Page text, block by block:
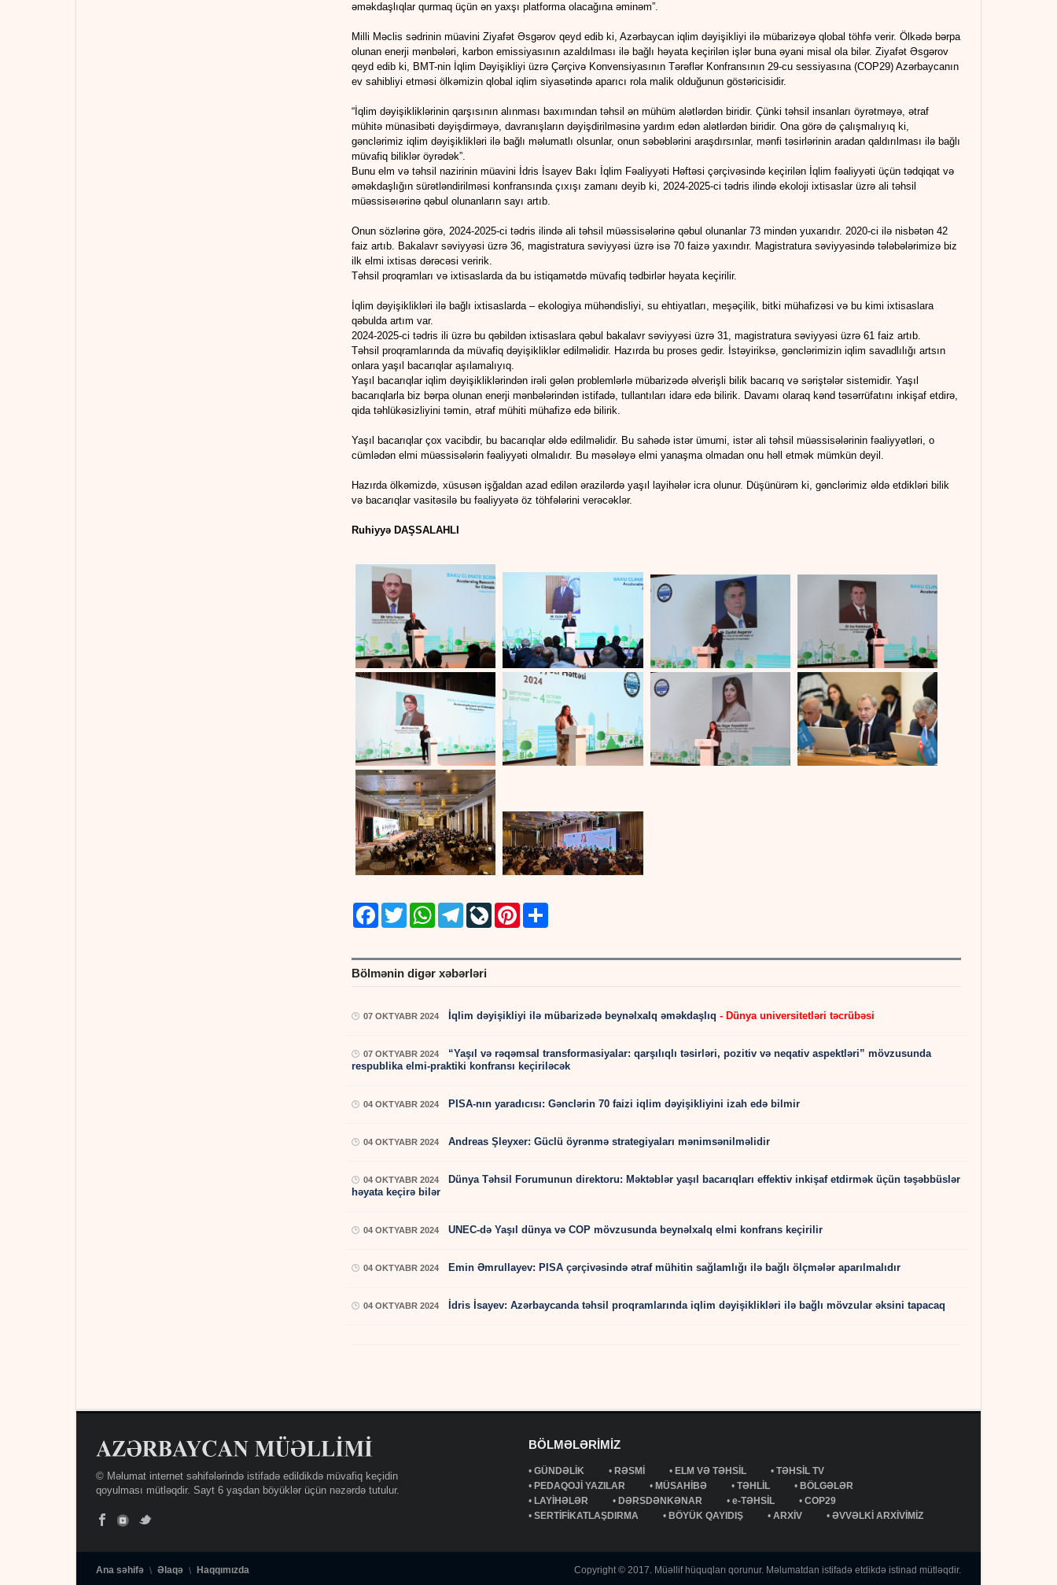
əməkdaşlıqlar qurmaq üçün ən yaxşı platforma olacağına əminəm”.
Milli Məclis sədrinin müavini Ziyafət Əsgərov qeyd edib ki, Azərbaycan iqlim dəyişikliyi ilə mübarizəyə qlobal töhfə verir. Ölkədə bərpa
olunan enerji mənbələri, karbon emissiyasının azaldılması ilə bağlı həyata keçirilən işlər buna əyani misal ola bilər. Ziyafət Əsgərov
qeyd edib ki, BMT-nin İqlim Dəyişikliyi üzrə Çərçivə Konvensiyasının Tərəflər Konfransının 29-cu sessiyasına (COP29) Azərbaycanın
ev sahibliyi etməsi ölkəmizin qlobal iqlim siyasətində aparıcı rola malik olduğunun göstəricisidir.
“İqlim dəyişikliklərinin qarşısının alınması baxımından təhsil ən mühüm alətlərdən biridir. Çünki təhsil insanları öyrətməyə, ətraf
mühitə münasibəti dəyişdirməyə, davranışların dəyişdirilməsinə yardım edən alətlərdən biridir. Ona görə də çalışmalıyıq ki,
gənclərimiz iqlim dəyişiklikləri ilə bağlı məlumatlı olsunlar, onun səbəblərini araşdırsınlar, mənfi təsirlərinin aradan qaldırılması ilə bağlı
müvafiq biliklər öyrədək”.
Bunu elm və təhsil nazirinin müavini İdris İsayev Bakı İqlim Fəaliyyəti Həftəsi çərçivəsində keçirilən İqlim fəaliyyəti üçün tədqiqat və
əməkdaşlığın sürətləndirilməsi konfransında çıxışı zamanı deyib ki, 2024-2025-ci tədris ilində ekoloji ixtisaslar üzrə ali təhsil
müəssisəıərinə qəbul olunanların sayı artıb.
Onun sözlərinə görə, 2024-2025-ci tədris ilində ali təhsil müəssisələrinə qəbul olunanlar 73 mindən yuxarıdır. 2020-ci ilə nisbətən 42
faiz artıb. Bakalavr səviyyəsi üzrə 36, magistratura səviyyəsi üzrə isə 70 faizə yaxındır. Magistratura səviyyəsində tələbələrimizə biz
ilk elmi ixtisas dərəcəsi veririk.
Təhsil proqramları və ixtisaslarda da bu istiqamətdə müvafiq tədbirlər həyata keçirilir.
İqlim dəyişiklikləri ilə bağlı ixtisaslarda – ekologiya mühəndisliyi, su ehtiyatları, meşəçilik, bitki mühafizəsi və bu kimi ixtisaslara
qəbulda artım var.
2024-2025-ci tədris ili üzrə bu qəbildən ixtisaslara qəbul bakalavr səviyyəsi üzrə 31, magistratura səviyyəsi üzrə 61 faiz artıb.
Təhsil proqramlarında da müvafiq dəyişikliklər edilməlidir. Hazırda bu proses gedir. İstəyiriksə, gənclərimizin iqlim savadlılığı artsın
onlara yaşıl bacarıqlar aşılamalıyıq.
Yaşıl bacarıqlar iqlim dəyişikliklərindən irəli gələn problemlərlə mübarizədə əlverişli bilik bacarıq və səriştələr sistemidir. Yaşıl
bacarıqlarla biz bərpa olunan enerji mənbələrindən istifadə, tullantıları idarə edə bilirik. Davamı olaraq kənd təsərrüfatını inkişaf etdirə,
qida təhlükəsizliyini təmin, ətraf mühiti mühafizə edə bilirik.
Yaşıl bacarıqlar çox vacibdir, bu bacarıqlar əldə edilməlidir. Bu sahədə istər ümumi, istər ali təhsil müəssisələrinin fəaliyyətləri, o
cümlədən elmi müəssisələrin fəaliyyəti olmalıdır. Bu məsələyə elmi yanaşma olmadan onu həll etmək mümkün deyil.
Hazırda ölkəmizdə, xüsusən işğaldan azad edilən ərazilərdə yaşıl layihələr icra olunur. Düşünürəm ki, gənclərimiz əldə etdikləri bilik
və bacarıqlar vasitəsilə bu fəaliyyətə öz töhfələrini verəcəklər.
Ruhiyyə DAŞSALAHLI
FacebookTwitter WhatsAppTelegramLiveJournalPinterest
Bölmənin digər xəbərləri
07 OKTYABR 2024 İqlim dəyişikliyi ilə mübarizədə beynəlxalq əməkdaşlıq - Dünya universitetləri təcrübəsi
07 OKTYABR 2024
“Yaşıl və rəqəmsal transformasiyalar: qarşılıqlı təsirləri, pozitiv və neqativ aspektləri” mövzusunda
respublika elmi-praktiki konfransı keçiriləcək
04 OKTYABR 2024 PISA-nın yaradıcısı: Gənclərin 70 faizi iqlim dəyişikliyini izah edə bilmir
04 OKTYABR 2024 Andreas Şleyxer: Güclü öyrənmə strategiyaları mənimsənilməlidir
04 OKTYABR 2024
Dünya Təhsil Forumunun direktoru: Məktəblər yaşıl bacarıqları effektiv inkişaf etdirmək üçün təşəbbüslər
həyata keçirə bilər
04 OKTYABR 2024 UNEC-də Yaşıl dünya və COP mövzusunda beynəlxalq elmi konfrans keçirilir
04 OKTYABR 2024 Emin Əmrullayev: PISA çərçivəsində ətraf mühitin sağlamlığı ilə bağlı ölçmələr aparılmalıdır
04 OKTYABR 2024 İdris İsayev: Azərbaycanda təhsil proqramlarında iqlim dəyişiklikləri ilə bağlı mövzular əksini tapacaq
© Məlumat internet səhifələrində istifadə edildikdə müvafiq keçidin
qoyulması mütləqdir. Sayt 6 yaşdan böyüklər üçün nəzərdə tutulur.
BÖLMƏLƏRİMİZ
• GÜNDƏLİK • RƏSMİ • ELM VƏ TƏHSİL • TƏHSİL TV
• PEDAQOJİ YAZILAR • MÜSAHİBƏ • TƏHLİL • BÖLGƏLƏR
• LAYİHƏLƏR • DƏRSDƏNKƏNAR • e-TƏHSİL • COP29
• SERTİFİKATLAŞDIRMA • BÖYÜK QAYIDIŞ • ARXİV • ƏVVƏLKİ ARXİVİMİZ
Ana səhifə Əlaqə Haqqımızda Copyright © 2017. Müəllif hüquqları qorunur. Məlumatdan istifadə etdikdə istinad mütləqdir.